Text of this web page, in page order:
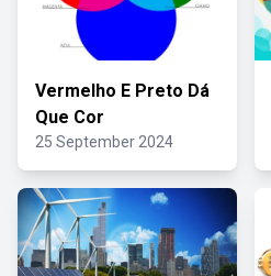
Vermelho E Preto Dá
Que Cor
25 September 2024